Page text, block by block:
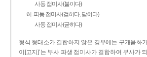
사동 접미사(붙이다)
히: 피동 접미사(걷히다, 닫히다)
사동 접미사(굳히다)
형식 형태소가 결합하지 않은 경우에는 구개음화
이[고지]’는 부사 파생 접미사가 결합하여 부사가